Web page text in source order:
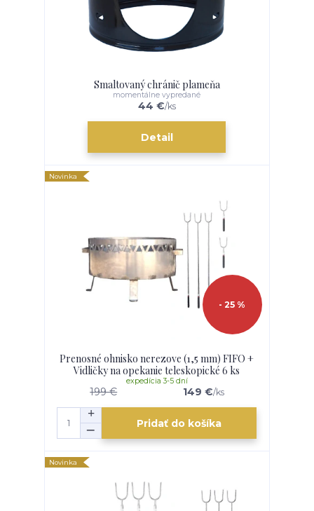
Smaltovaný chránič plameňa
44 €/ks
momentálne vypredané
Detail
Novinka
- 25 %
Prenosné ohnisko nerezove (1,5 mm) FIFO +
Vidličky na opekanie teleskopické 6 ks
199 € 149 €/ks
expedícia 3-5 dní
Pridať do košíka
Novinka